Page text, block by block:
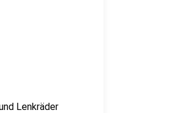
Lenkräder